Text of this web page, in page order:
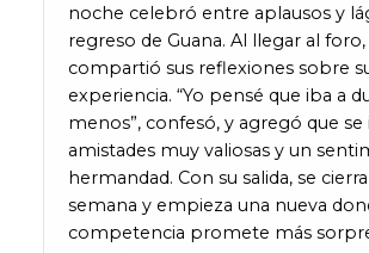
noche celebró entre aplausos y
regreso de Guana. Al llegar al foro,
compartió sus reflexiones sobre
experiencia. “Yo pensé que iba a
menos”, confesó, y agregó que se
amistades muy valiosas y un
hermandad. Con su salida, se
semana y empieza una nueva
competencia promete más